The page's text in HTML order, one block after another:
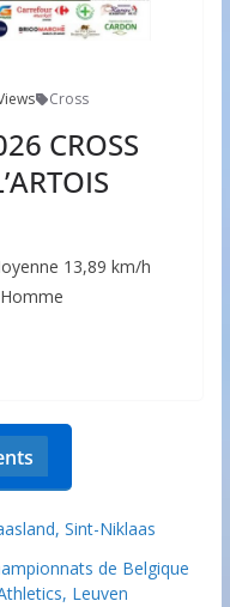
Cross
CROSS
13,89 km/h
Sint-Niklaas
de Belgique
Leuven